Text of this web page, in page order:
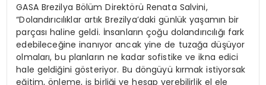
GASA Brezilya Bölüm Direktörü Renata Salvini,
“Dolandırıcılıklar artık Brezilya’daki günlük yaşamın bir
parçası haline geldi. İnsanların çoğu dolandırıcılığı fark
edebileceğine inanıyor ancak yine de tuzağa düşüyor
olmaları, bu planların ne kadar sofistike ve ikna edici
hale geldiğini gösteriyor. Bu döngüyü kırmak istiyorsak
eğitim,önleme, iş birliği ve hesap verebilirlik el ele